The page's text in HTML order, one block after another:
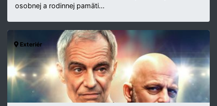
osobnej a rodinnej pamäti…
Exteriér